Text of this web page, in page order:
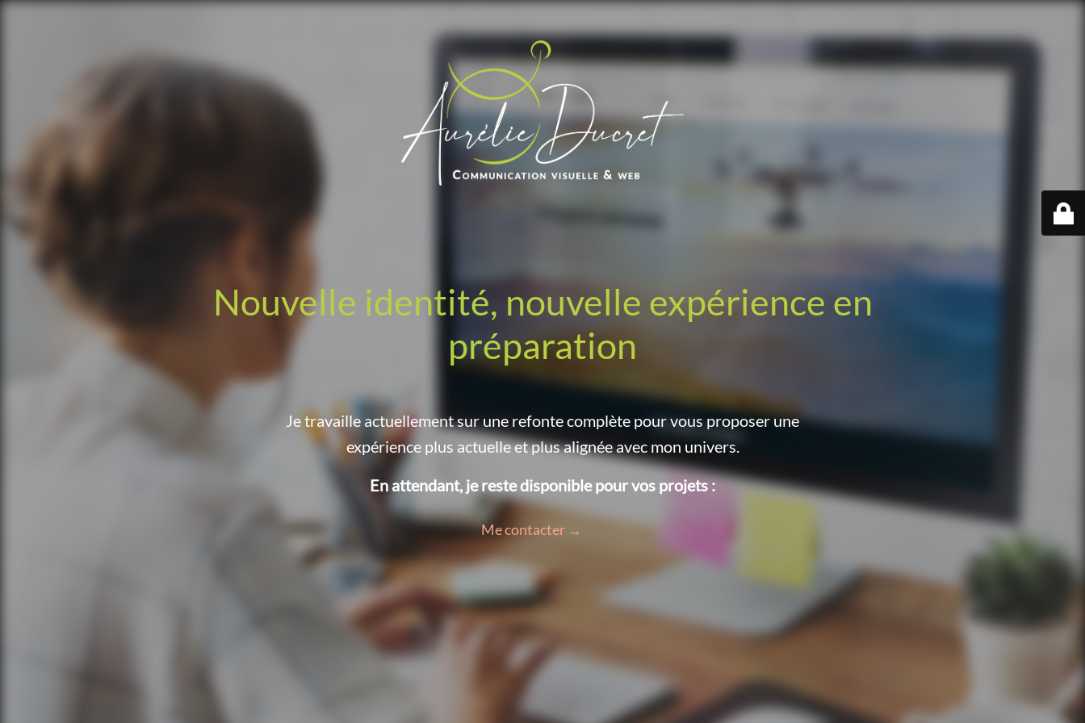
Nouvelle identité, nouvelle expérience en
préparation
Je travaille actuellement sur une refonte complète pour vous proposer une
expérience plus actuelle et plus alignée avec mon univers.
En attendant, je reste disponible pour vos projets :
Me contacter →